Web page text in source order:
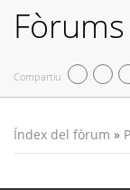
Compartiu
Índex del fòrum »